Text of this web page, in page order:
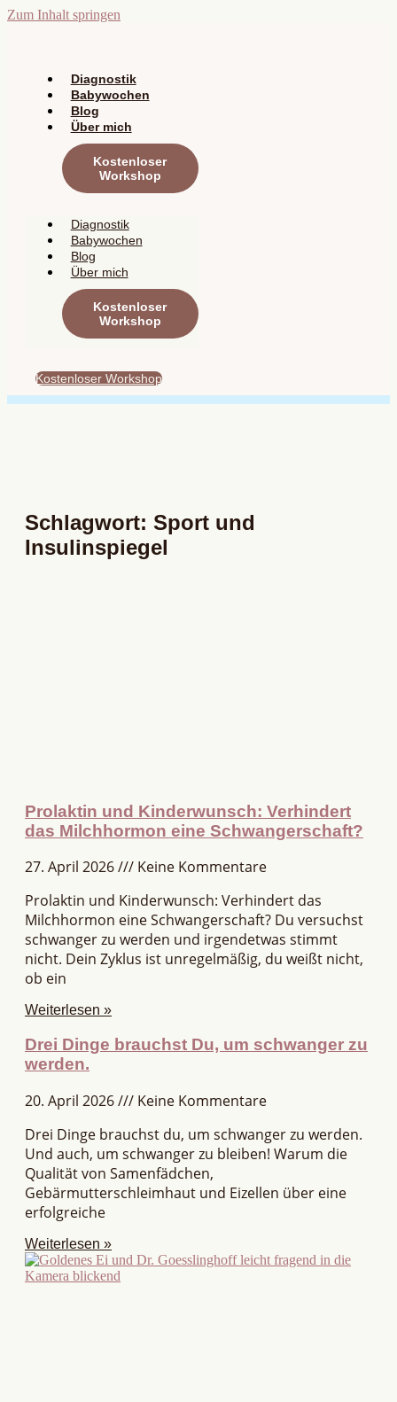
Zum Inhalt springen
Diagnostik
Babywochen
Blog
Über mich
Kostenloser
Workshop
Diagnostik
Babywochen
Blog
Über mich
Kostenloser
Workshop
Kostenloser Workshop
Schlagwort: Sport und
Insulinspiegel
Prolaktin und Kinderwunsch: Verhindert
das Milchhormon eine Schwangerschaft?
27. April 2026
Keine Kommentare
Prolaktin und Kinderwunsch: Verhindert das
Milchhormon eine Schwangerschaft? Du versuchst
schwanger zu werden und irgendetwas stimmt
nicht. Dein Zyklus ist unregelmäßig, du weißt nicht,
ob ein
Weiterlesen »
Drei Dinge brauchst Du, um schwanger zu
werden.
20. April 2026
Keine Kommentare
Drei Dinge brauchst du, um schwanger zu werden.
Und auch, um schwanger zu bleiben! Warum die
Qualität von Samenfädchen,
Gebärmutterschleimhaut und Eizellen über eine
erfolgreiche
Weiterlesen »